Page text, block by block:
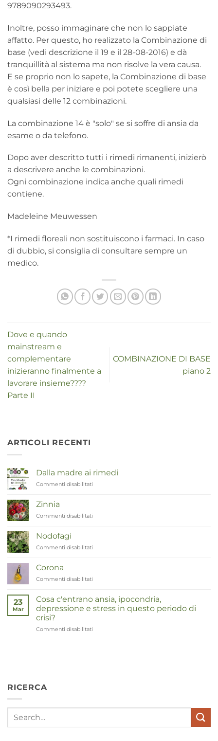
9789090293493.
Inoltre, posso immaginare che non lo sappiate
affatto. Per questo, ho realizzato la Combinazione di
base (vedi descrizione il 19 e il 28-08-2016) e dà
tranquillità al sistema ma non risolve la vera causa.
E se proprio non lo sapete, la Combinazione di base
è così bella per iniziare e poi potete scegliere una
qualsiasi delle 12 combinazioni.
La combinazione 14 è "solo" se si soffre di ansia da
esame o da telefono.
Dopo aver descritto tutti i rimedi rimanenti, inizierò
a descrivere anche le combinazioni.
Ogni combinazione indica anche quali rimedi
contiene.
Madeleine Meuwessen
*I rimedi floreali non sostituiscono i farmaci. In caso
di dubbio, si consiglia di consultare sempre un
medico.
Dove e quando
mainstream e
complementare
inizieranno finalmente a
lavorare insieme????
Parte II
COMBINAZIONE DI BASE
piano 2
ARTICOLI RECENTI
Dalla madre ai rimedi
Commenti disabilitati
Zinnia
Commenti disabilitati
Nodofagi
Commenti disabilitati
Corona
Commenti disabilitati
23
Mar
Cosa c'entrano ansia, ipocondria,
depressione e stress in questo periodo di
crisi?
Commenti disabilitati
in
RICERCA